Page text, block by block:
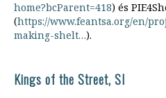
home?bcParent=418) és
(https://www.feantsa.org/en/
making-shelt…).
Kings of the Street, SI